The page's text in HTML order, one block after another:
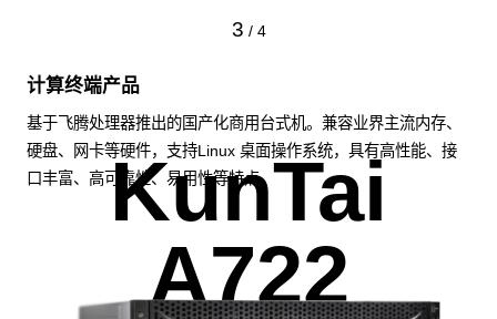
3 / 4
计算终端产品
基于飞腾处理器推出的国产化商用台式机。兼容业界主流内存、
硬盘、网卡等硬件，支持Linux 桌面操作系统，具有高性能、接
口丰富、高可靠性、易用性等特点。
KunTai
A722